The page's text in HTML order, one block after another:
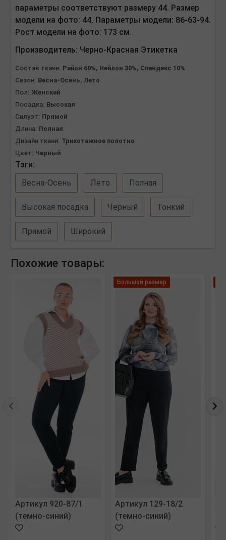
параметры соответствуют размеру 44. Размер
модели на фото: 44. Параметры модели: 86-63-94.
Рост модели на фото: 173 см.
Производитель: Черно-Красная Этикетка
Состав ткани: Район 60%, Нейлон 30%, Спандекс 10%
Сезон: Весна-Осень, Лето
Пол: Женский
Посадка: Высокая
Силуэт: Прямой
Длина: Полная
Дизайн ткани: Трикотажное полотно
Цвет: Черный
Тэги:
Весна-Осень
Лето Полная
Высокая посадка Черный Тонкий
Прямой Широкий
Похожие товары:
Артикул 920-87/1
(темно-синий)
Большой размер
Артикул 129-18/2
(темно-синий)